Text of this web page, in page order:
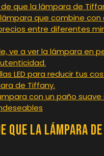
que la lámpara de
que combine
entre diferentes
ve a ver la lámpara en
LED para reducir tus
de Tiffany.
con un paño
que la lámpara